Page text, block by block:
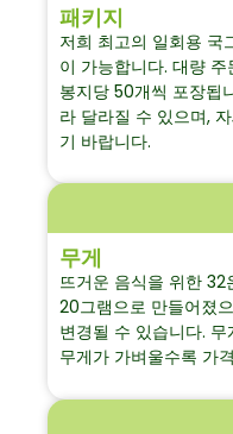
패키지
저희 최고의 일회용 국
이 가능합니다. 대량
봉지당 50개씩 포장됩
라 달라질 수 있으며,
기 바랍니다.
무게
뜨거운 음식을 위한 32
20그램으로 만들어졌
변경될 수 있습니다.
무게가 가벼울수록 가